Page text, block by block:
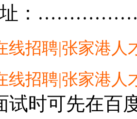
址：
线招聘|张家港人
线招聘|张家港人
试时可先在百